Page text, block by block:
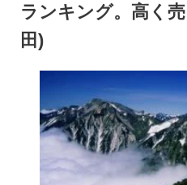
ランキング。高く
田)